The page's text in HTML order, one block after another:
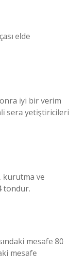
elde
iyi bir verim
sera yetiştiricileri
kurutma ve
tondur.
mesafe 80
mesafe